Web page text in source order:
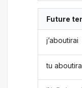
Future
j’aboutirai
tu